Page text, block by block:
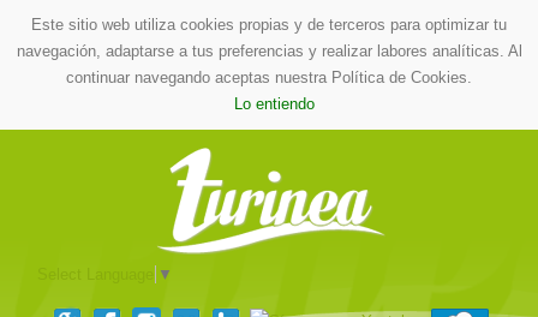
Este sitio web utiliza cookies propias y de terceros para optimizar tu
navegación, adaptarse a tus preferencias y realizar labores analíticas. Al
continuar navegando aceptas nuestra Política de Cookies.
Lo entiendo
▼